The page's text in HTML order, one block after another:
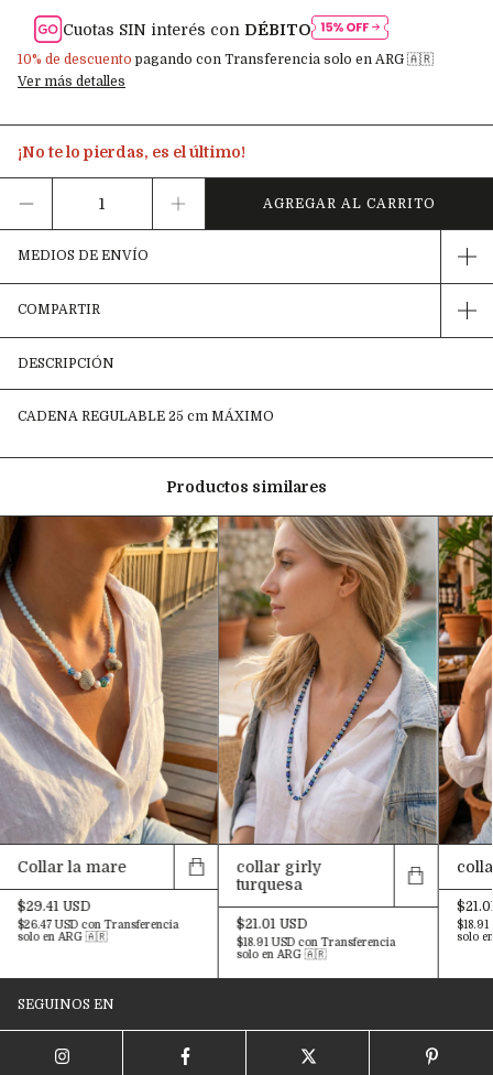
Cuotas SIN interés conDÉBITO
10% de descuento pagando con Transferencia solo en ARG 🇦🇷
Ver más detalles
¡No te lo pierdas, es el último!
MEDIOS DE ENVÍO
COMPARTIR
DESCRIPCIÓN
CADENA REGULABLE 25 cm MÁXIMO
Productos similares
Collar la mare
$29.41 USD
$26.47 USD con Transferencia
solo en ARG 🇦🇷
collar girly
turquesa
$21.01 USD
$18.91 USDcon Transferencia
solo en ARG 🇦🇷
solo
SEGUINOS EN